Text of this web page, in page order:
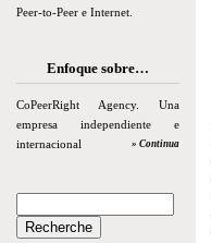
Peer-to-Peer e Internet.
Enfoque sobre…
CoPeerRight Agency. Una
empresa independiente e
internacional
» Continua